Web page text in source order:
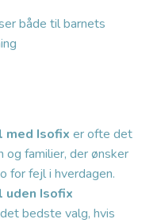
både til barnets
med Isofix er ofte det
familier, der ønsker
for fejl i hverdagen.
uden Isofix
bedste valg, hvis